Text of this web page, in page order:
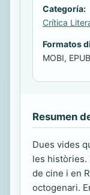
Categoría:
Crítica
Formatos
MOBI,
Resumen
Dues vides
les històries.
de cine i en
octogenari.